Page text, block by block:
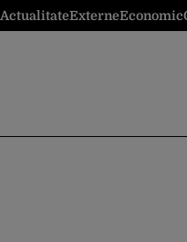
ActualitateExterneEconomic